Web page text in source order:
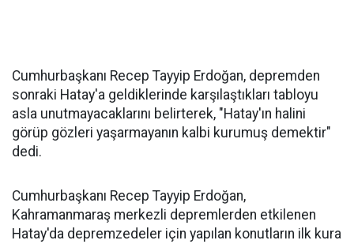
Cumhurbaşkanı Recep Tayyip Erdoğan, depremden
sonraki Hatay'a geldiklerinde karşılaştıkları tabloyu
asla unutmayacaklarını belirterek, "Hatay'ın halini
görüp gözleri yaşarmayanın kalbi kurumuş demektir"
dedi.
Cumhurbaşkanı Recep Tayyip Erdoğan,
Kahramanmaraş merkezli depremlerden etkilenen
Hatay'da depremzedeler için yapılan konutların ilk kura